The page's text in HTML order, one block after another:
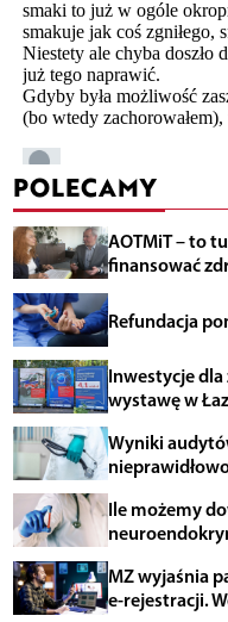
POLECAMY
AOTMiT – to
finansować
Refundacja
Inwestycje dla
wystawę w
Wyniki
Ile możemy
MZ wyjaśnia
e-rejestracji.